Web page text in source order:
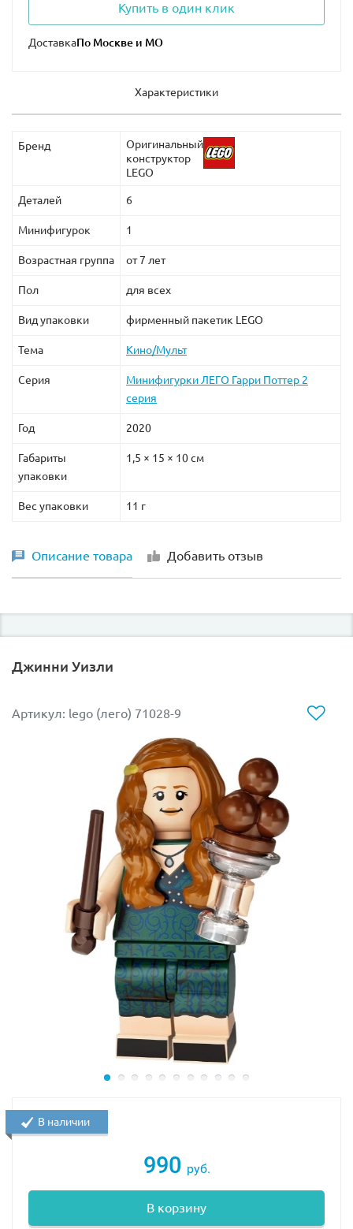
Купить в один клик
Доставка
Характеристики
Бренд
Оригинальный
конструктор
LEGO
Деталей 6
Минифигурок 1
Возрастная группа от 7 лет
Пол для всех
Вид упаковки фирменный пакетик LEGO
Тема Кино/Мульт
Серия
Минифигурки ЛЕГО Гарри Поттер 2
серия
Год 2020
Габариты
упаковки
1,5 × 15 × 10 см
Вес упаковки 11 г
Описание товара Добавить отзыв
Джинни Уизли
Артикул: lego (лего) 71028-9
990 руб.
В корзину
В наличии